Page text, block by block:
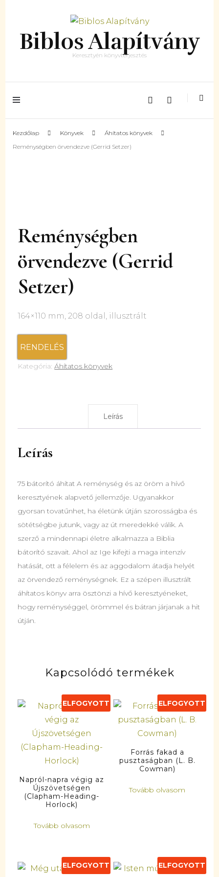
Biblos Alapítvány
Keresztyén könyvterjesztés
Kezdőlap Könyvek
Áhítatos könyvek
Reménységben örvendezve (Gerrid Setzer)
Reménységben
örvendezve (Gerrid
Setzer)
164×110 mm, 208 oldal, illusztrált
RENDELÉS
Kategória:Áhítatos könyvek
Leírás
Leírás
75 bátorító áhítat A reménység és az öröm a hívő
keresztyének alapvető jellemzője. Ugyanakkor
gyorsan tovatűnhet, ha életünk útján szorosságba és
sötétségbe jutunk, vagy az út meredekké válik. A
szerző a mindennapi életre alkalmazza a Biblia
bátorító szavait. Ahol az Ige kifejti a maga intenzív
hatását, ott a félelem és az aggodalom átadja helyét
az örvendező reménységnek. Ez a szépen illusztrált
áhítatos könyv arra ösztönzi a hívő keresztyéneket,
hogy reménységgel, örömmel és bátran járjanak a hit
útján.
Kapcsolódó termékek
ELFOGYOTT
Napról-napra végig az
Újszövetségen
(Clapham-Heading-
Horlock)
Tovább olvasom
ELFOGYOTT
Forrás fakad a
pusztaságban (L. B.
Cowman)
Tovább olvasom
ELFOGYOTT ELFOGYOTT